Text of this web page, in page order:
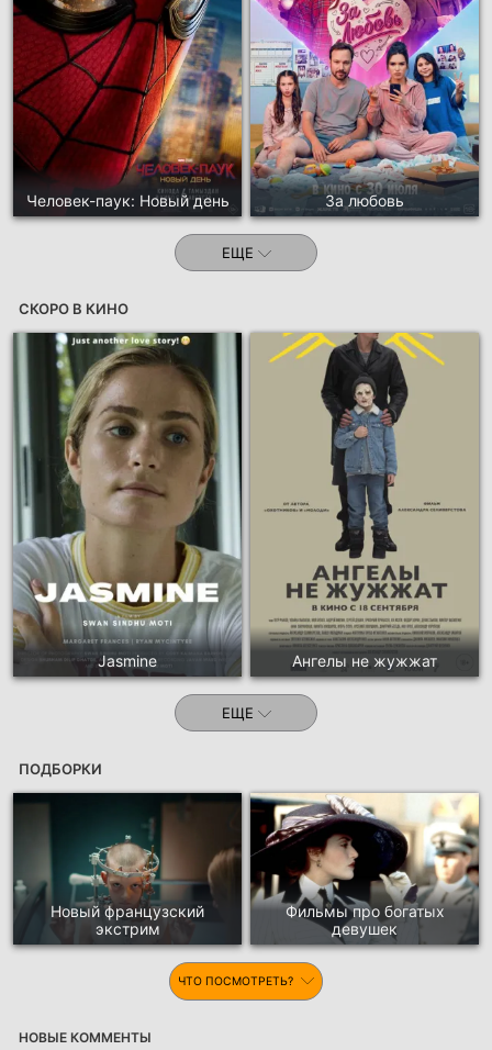
Человек-паук: Новый день За любовь
ЕЩЕ
СКОРО В КИНО
Jasmine Ангелы не жужжат
ЕЩЕ
ПОДБОРКИ
Новый французский
экстрим
Фильмы про богатых
девушек
ЧТО ПОСМОТРЕТЬ?
НОВЫЕ КОММЕНТЫ